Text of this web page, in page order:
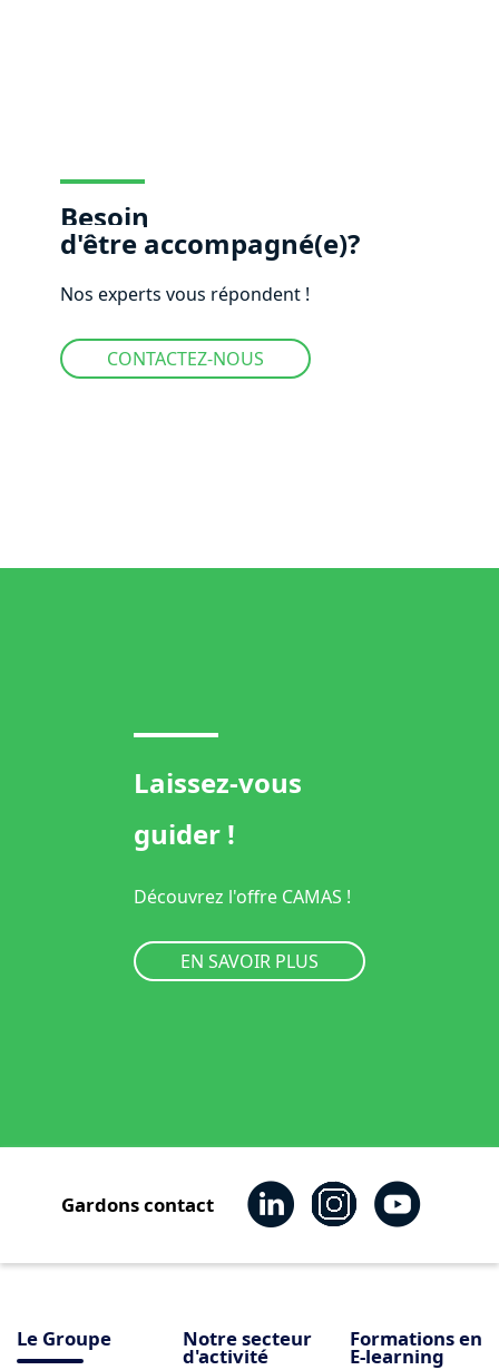
Besoin
d'être accompagné(e)?
Nos experts vous répondent !
CONTACTEZ-NOUS
Laissez-vous
guider !
Découvrez l'offre CAMAS !
EN SAVOIR PLUS
Gardons contact
Le Groupe Notre secteur
d'activité
Formations en
E-learning